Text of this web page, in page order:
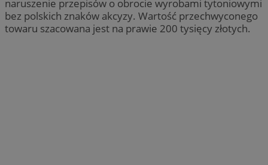
naruszenie przepisów o obrocie wyrobami tytoniowymi
bez polskich znaków akcyzy. Wartość przechwyconego
towaru szacowana jest na prawie 200 tysięcy złotych.